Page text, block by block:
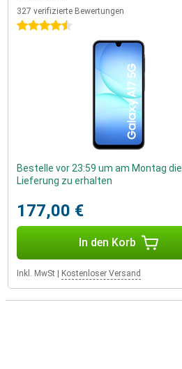
327 verifizierte Bewertungen
4.5 Sterne
Bestelle vor 23:59 um am Montag die
Lieferung zu erhalten
177,00 €
In den Korb
Inkl. MwSt Kostenloser Versand